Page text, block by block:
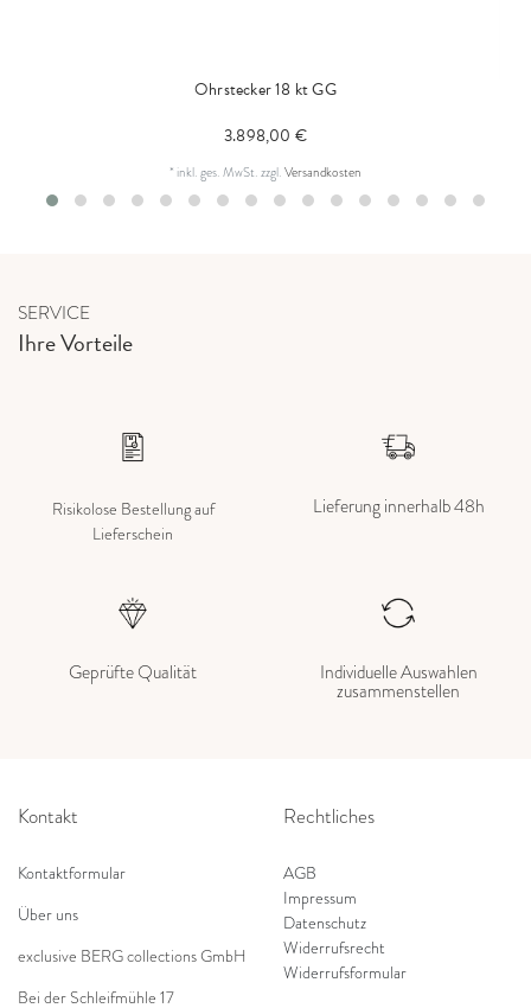
Ohrstecker 18 kt GG
3.898,00 €
* inkl. ges. MwSt.zzgl.Versandkosten
SERVICE
Ihre Vorteile
Risikolose Bestellung auf
Lieferschein
Lieferung innerhalb 48h
Geprüfte Qualität Individuelle Auswahlen
zusammenstellen
Kontakt
Kontaktformular
Über uns
exclusive BERG collections GmbH
Bei der Schleifmühle 17
Rechtliches
AGB
Impressum
Datenschutz
Widerrufsrecht
Widerrufsformular